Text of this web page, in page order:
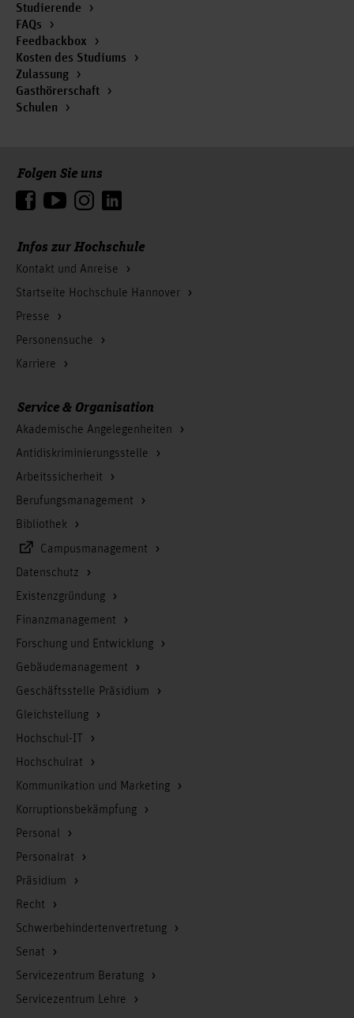
Studierende
FAQs
Feedbackbox
Kosten des Studiums
Zulassung
Gasthörerschaft
Schulen
Infos zur Hochschule
Kontakt und Anreise
Startseite Hochschule Hannover
Presse
Personensuche
Karriere
Folgen Sie uns
Service & Organisation
Akademische Angelegenheiten
Antidiskriminierungsstelle
Arbeitssicherheit
Berufungsmanagement
Bibliothek
Campusmanagement
Datenschutz
Existenzgründung
Finanzmanagement
Forschung und Entwicklung
Gebäudemanagement
Geschäftsstelle Präsidium
Gleichstellung
Hochschul-IT
Hochschulrat
Kommunikation und Marketing
Korruptionsbekämpfung
Personal
Personalrat
Präsidium
Recht
Schwerbehindertenvertretung
Senat
Servicezentrum Beratung
Servicezentrum Lehre